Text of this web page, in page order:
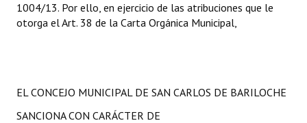
1004/13. Por ello, en ejercicio de las atribuciones que le
otorga el Art. 38 de la Carta Orgánica Municipal,
EL CONCEJO MUNICIPAL DE SAN CARLOS DE BARILOCHE
SANCIONA CON CARÁCTER DE